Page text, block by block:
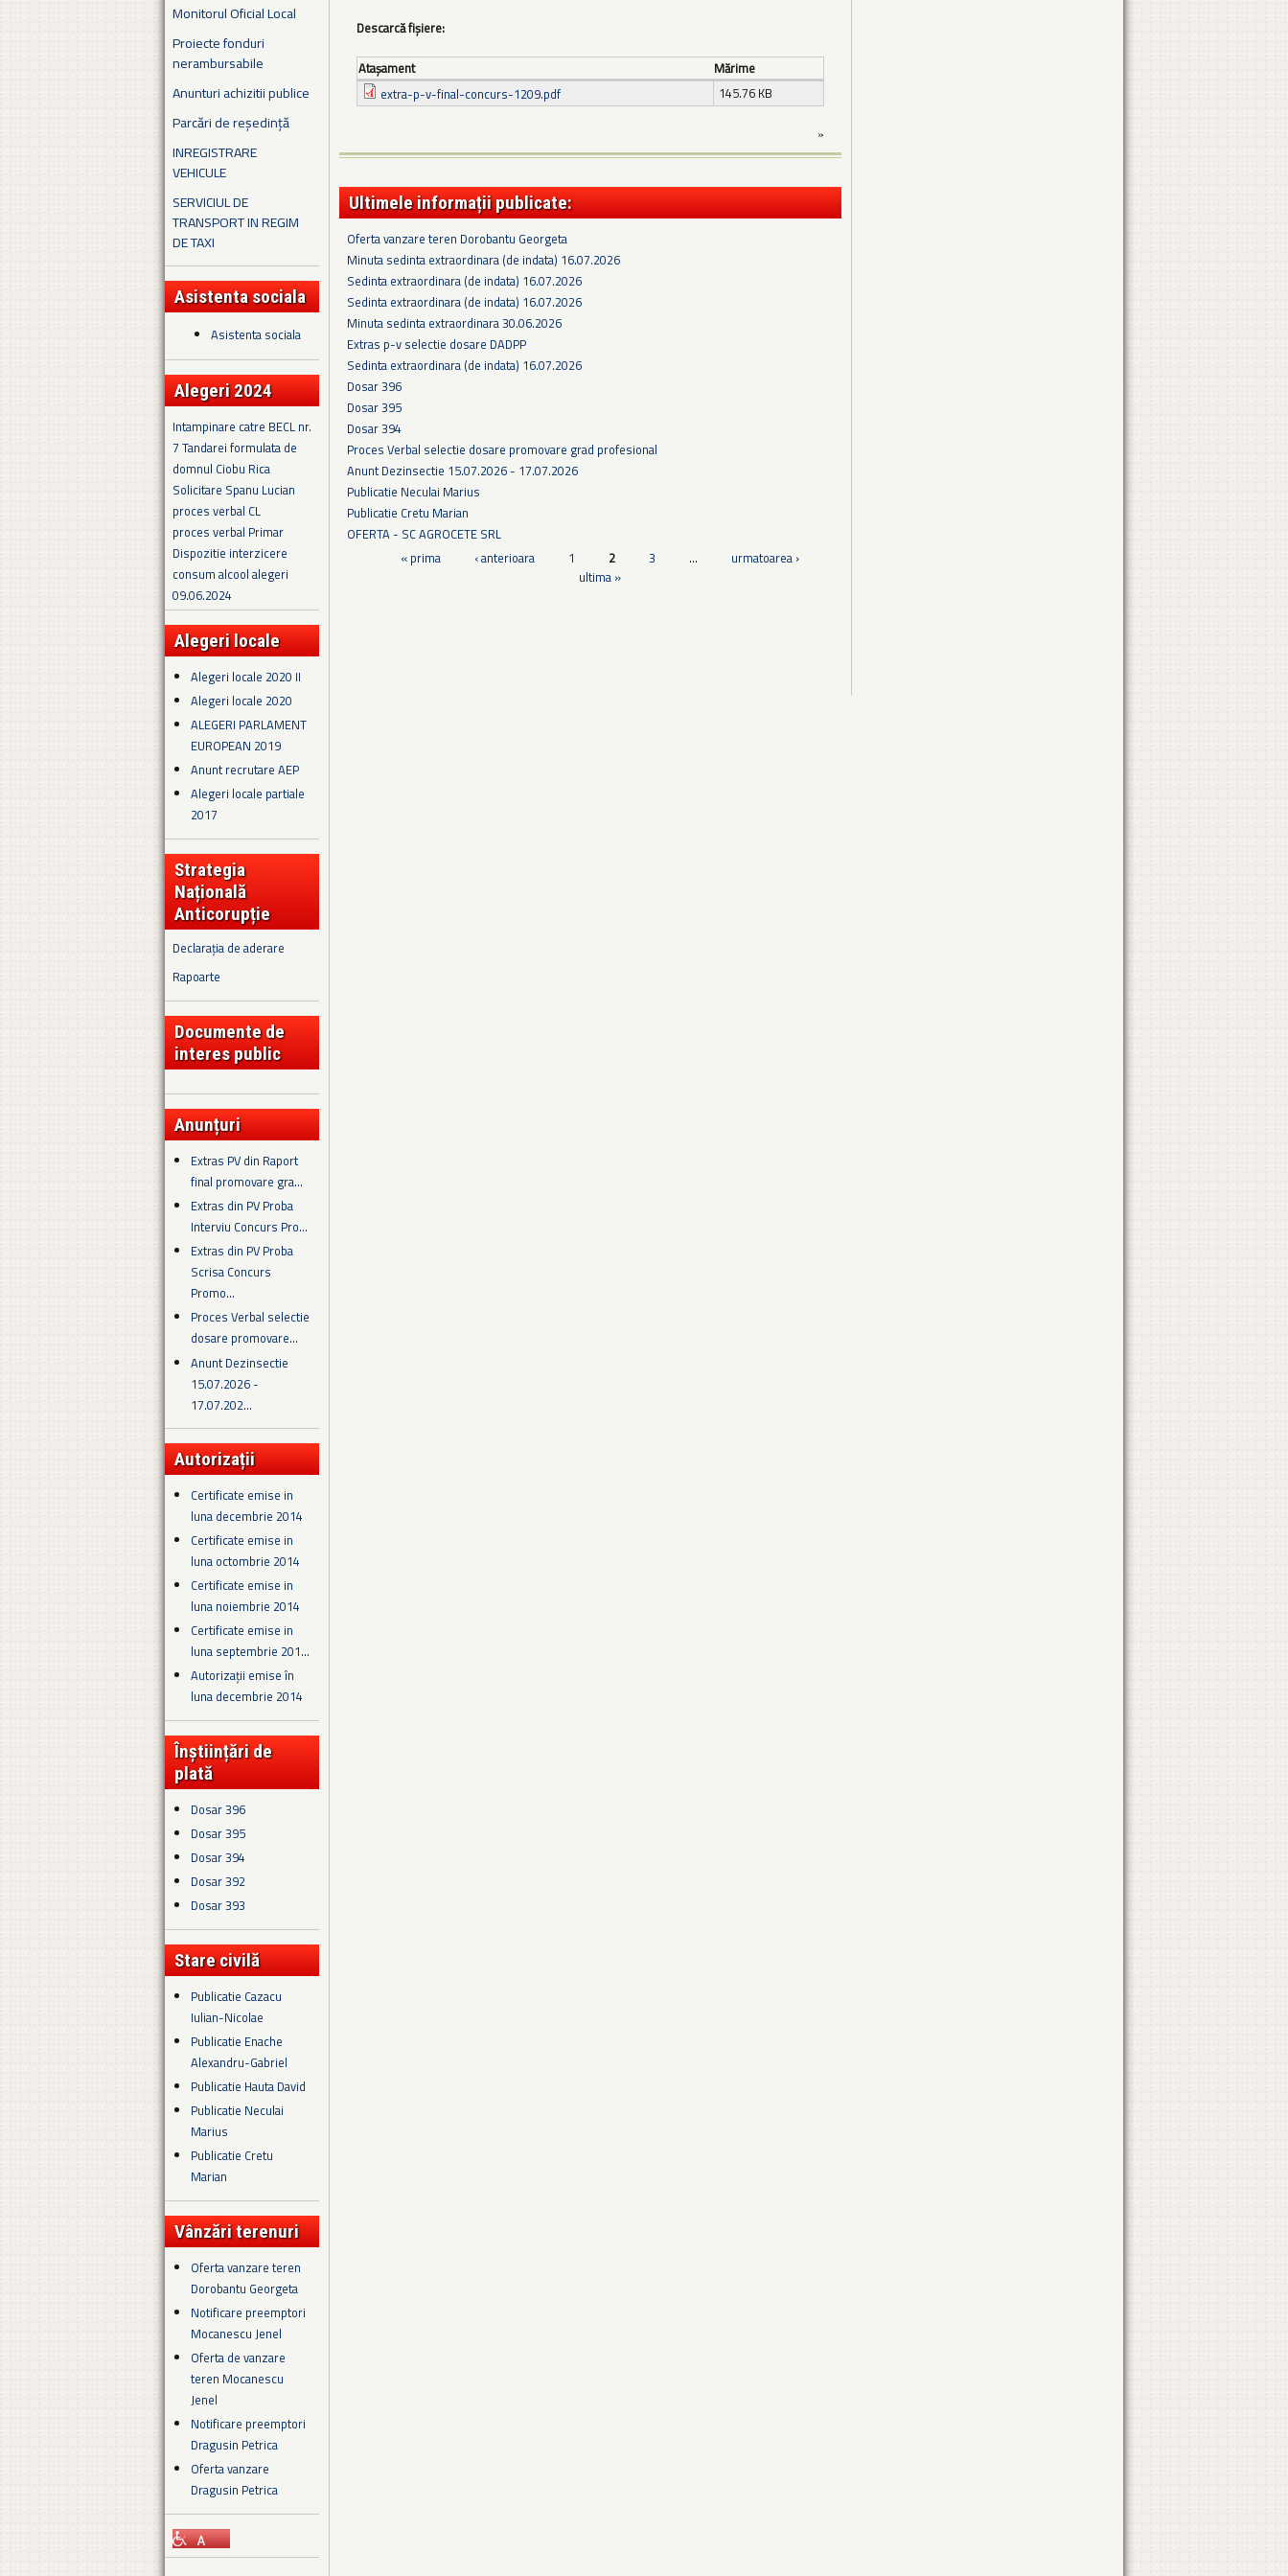
Monitorul Oficial Local
Proiecte fonduri
nerambursabile
Anunturi achizitii publice
Parcări de reședință
INREGISTRARE
VEHICULE
SERVICIUL DE
TRANSPORT IN REGIM
DE TAXI
Asistenta sociala
Asistenta sociala
Alegeri 2024
Intampinare catre BECL nr.
7 Tandarei formulata de
domnul Ciobu Rica
Solicitare Spanu Lucian
proces verbal CL
proces verbal Primar
Dispozitie interzicere
consum alcool alegeri
09.06.2024
Alegeri locale
Alegeri locale 2020 II
Alegeri locale 2020
ALEGERI PARLAMENT
EUROPEAN 2019
Anunt recrutare AEP
Alegeri locale partiale
2017
Strategia
Națională
Anticorupție
Declarația de aderare
Rapoarte
Documente de
interes public
Anunțuri
Extras PV din Raport
final promovare gra...
Extras din PV Proba
Interviu Concurs Pro...
Extras din PV Proba
Scrisa Concurs
Promo...
Proces Verbal selectie
dosare promovare...
Anunt Dezinsectie
15.07.2026 -
17.07.202...
Autorizații
Certificate emise in
luna decembrie 2014
Certificate emise in
luna octombrie 2014
Certificate emise in
luna noiembrie 2014
Certificate emise in
luna septembrie 201...
Autorizații emise în
luna decembrie 2014
Înștiințări de
plată
Dosar 396
Dosar 395
Dosar 394
Dosar 392
Dosar 393
Stare civilă
Publicatie Cazacu
Iulian-Nicolae
Publicatie Enache
Alexandru-Gabriel
Publicatie Hauta David
Publicatie Neculai
Marius
Publicatie Cretu
Marian
Vânzări terenuri
Oferta vanzare teren
Dorobantu Georgeta
Notificare preemptori
Mocanescu Jenel
Oferta de vanzare
teren Mocanescu
Jenel
Notificare preemptori
Dragusin Petrica
Oferta vanzare
Dragusin Petrica
Descarcă fișiere:
Ataşament
Mărime
extra-p-v-final-concurs-1209.pdf
145.76 KB
»
Ultimele informații publicate:
Oferta vanzare teren Dorobantu Georgeta
Minuta sedinta extraordinara (de indata) 16.07.2026
Sedinta extraordinara (de indata) 16.07.2026
Sedinta extraordinara (de indata) 16.07.2026
Minuta sedinta extraordinara 30.06.2026
Extras p-v selectie dosare DADPP
Sedinta extraordinara (de indata) 16.07.2026
Dosar 396
Dosar 395
Dosar 394
Proces Verbal selectie dosare promovare grad profesional
Anunt Dezinsectie 15.07.2026 - 17.07.2026
Publicatie Neculai Marius
Publicatie Cretu Marian
OFERTA - SC AGROCETE SRL
Pagini« prima ‹ anterioara 1 2 3 …
urmatoarea ›
ultima »